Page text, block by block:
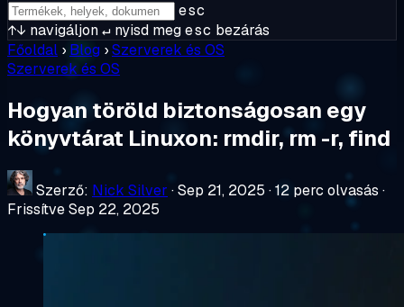
esc
↑↓ navigáljon↵ nyisd megesc bezárás
Főoldal › Blog ›Szerverek és OS
Szerverek és OS
Hogyan töröld biztonságosan egy
könyvtárat Linuxon: rmdir, rm -r, find
Szerző: Nick Silver ·Sep 21, 2025 ·12 perc olvasás ·
Frissítve Sep 22, 2025